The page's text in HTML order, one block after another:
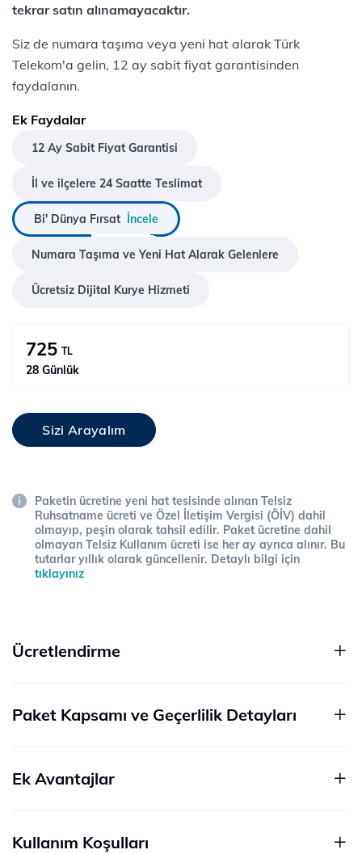
tekrar satın alınamayacaktır.
Siz de numara taşıma veya yeni hat alarak Türk
Telekom'a gelin, 12 ay sabit fiyat garantisinden
faydalanın.
Ek Faydalar
12 Ay Sabit Fiyat Garantisi
İl ve ilçelere 24 Saatte Teslimat
Bi' Dünya Fırsat İncele
Numara Taşıma ve Yeni Hat Alarak Gelenlere
Ücretsiz Dijital Kurye Hizmeti
725 TL
28 Günlük
Sizi Arayalım
Paketin ücretine yeni hat tesisinde alınan Telsiz
Ruhsatname ücreti ve Özel İletişim Vergisi (ÖİV) dahil
olmayıp, peşin olarak tahsil edilir. Paket ücretine dahil
olmayan Telsiz Kullanım ücreti ise her ay ayrıca alınır. Bu
tutarlar yıllık olarak güncellenir. Detaylı bilgi için
tıklayınız
Ücretlendirme
Paket Kapsamı ve Geçerlilik Detayları
Ek Avantajlar
Kullanım Koşulları